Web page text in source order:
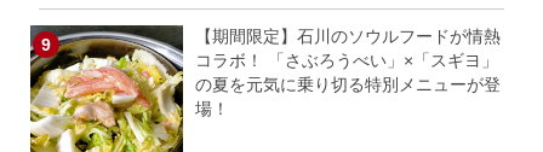
【期間限定】石川のソウルフードが情熱
コラボ！ 「さぶろうべい」×「スギヨ」
の夏を元気に乗り切る特別メニューが登
場！